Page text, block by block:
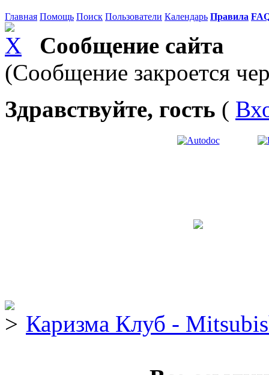
Главная Помощь Поиск Пользователи Календарь Правила
Сообщение сайта
(Сообщение закроется
Здравствуйте, гость (
Каризма Клуб -